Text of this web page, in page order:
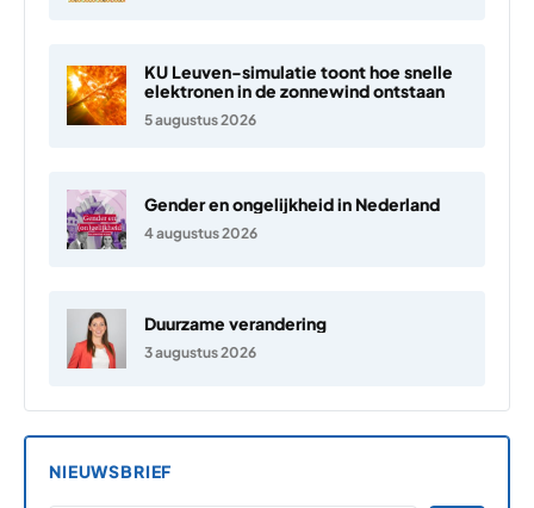
KU Leuven-simulatie toont hoe snelle
elektronen in de zonnewind ontstaan
5 augustus 2026
Gender en ongelijkheid in Nederland
4 augustus 2026
Duurzame verandering
3 augustus 2026
NIEUWSBRIEF